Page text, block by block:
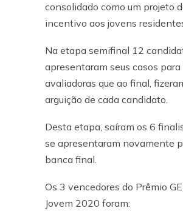
consolidado como um projeto
incentivo aos jovens
Na etapa semifinal 12
apresentaram seus casos
avaliadoras que ao final,
arguição de cada candidato.
Desta etapa, saíram os 6
se apresentaram novamente
banca final.
Os 3 vencedores do Prêmio
Jovem 2020 foram: